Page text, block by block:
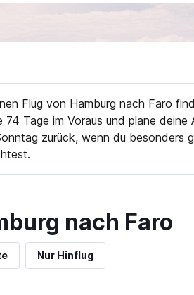
Flug von Hamburg nach Faro
Tage im Voraus und plane deine
zurück, wenn du besonders
nach Faro
Nur Hinflug